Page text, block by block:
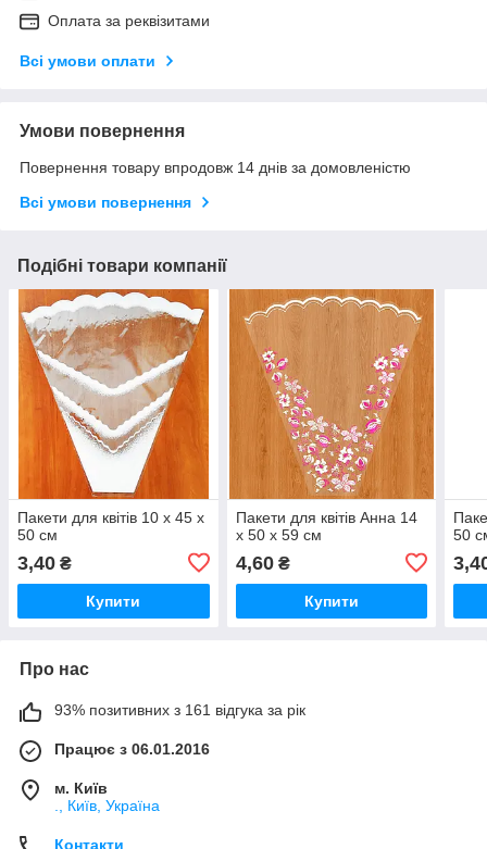
Оплата за реквізитами
Всі умови оплати
Умови повернення
Повернення товару впродовж 14 днів за домовленістю
Всі умови повернення
Подібні товари компанії
Пакети для квітів 10 х 45 х
50 см
3,40 ₴
Купити
Пакети для квітів Анна 14
х 50 х 59 см
4,60₴
Купити
50
Про нас
93% позитивних з 161 відгука за рік
Працює з 06.01.2016
м. Київ
., Київ, Україна
Контакти